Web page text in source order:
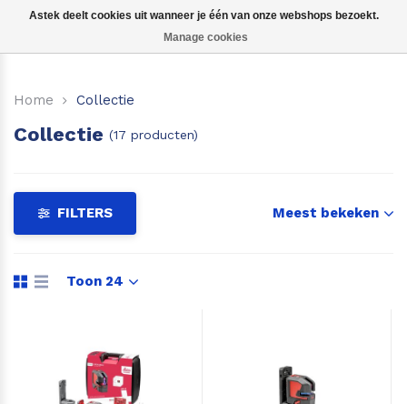
Accessoires
Home Collectie
Collectie (17 producten)
FILTERS Meest bekeken
Toon 24
Astek deelt cookies uit wanneer je één van onze webshops bezoekt.
Manage cookies